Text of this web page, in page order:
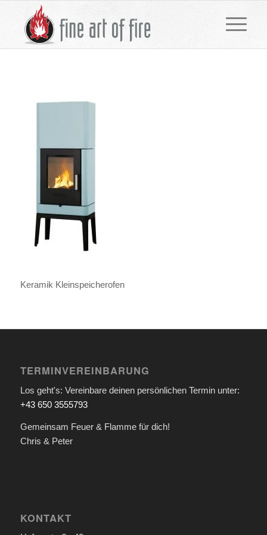
Keramik Kleinspeicherofen
TERMINVEREINBARUNG
Los geht's: Vereinbare deinen persönlichen Termin unter:
+43 650 3555793
Gemeinsam Feuer & Flamme für dich!
Chris & Peter
KONTAKT